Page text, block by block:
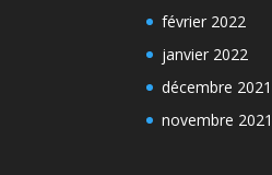
février 2022
janvier 2022
décembre 2021
novembre 2021